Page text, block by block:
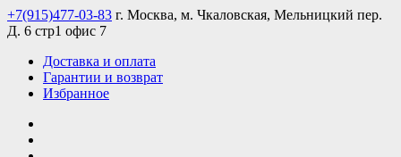
Skip
to
+7(915)477-03-83 г. Москва, м. Чкаловская, Мельницкий пер.
Д. 6 стр1 офис 7
Доставка и оплата
Гарантии и возврат
Избранное